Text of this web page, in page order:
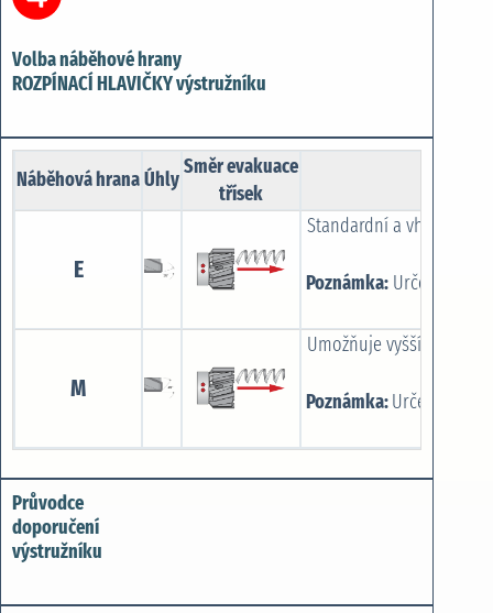
Volba náběhové hrany
ROZPÍNACÍ HLAVIČKY výstružníku
Náběhová hranaÚhly
Směr evakuace
třísek
E
Standardní a vhodný
Poznámka: Určeno
M
Umožňuje vyšší posuvy
Poznámka:Určeno
Průvodce
doporučení
výstružníku